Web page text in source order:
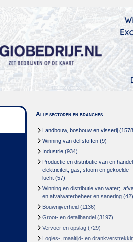
Alle sectoren en branches
Landbouw, bosbouw en visserij
Winning van delfstoffen (9)
Industrie (934)
Productie en distributie van en
elektriciteit, gas, stoom en gekoelde
lucht (57)
Winning en distributie van water;,
en afvalwaterbeheer en sanering (42)
Bouwnijverheid (1136)
Groot- en detailhandel (3197)
Vervoer en opslag (729)
Logies-, maaltijd- en